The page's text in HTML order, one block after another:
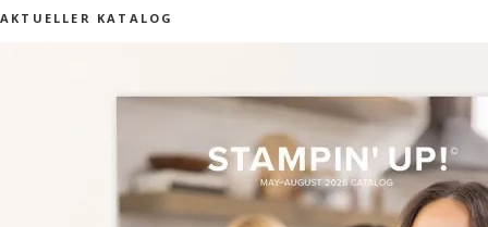
AKTUELLER KATALOG